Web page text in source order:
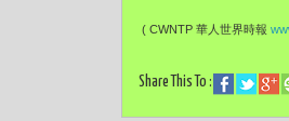
( CWNTP 華人世界時報
Share This To :